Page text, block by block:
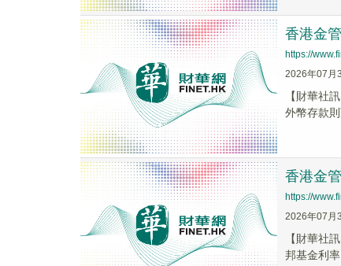
香港金
https://
2026年07月
【財華社
外幣存款
香港金
https://
2026年07月
【財華社
邦基金利